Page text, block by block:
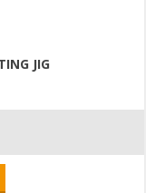
JIG